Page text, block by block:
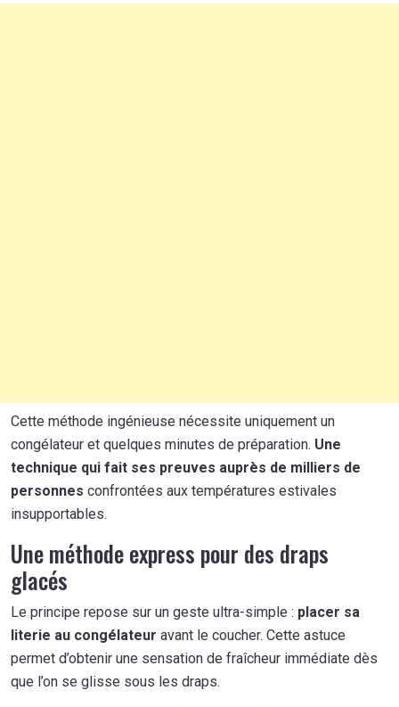
Cette méthode ingénieuse nécessite uniquement un
congélateur et quelques minutes de préparation. Une
technique qui fait ses preuves auprès de milliers de
personnes confrontées aux températures estivales
insupportables.
Une méthode express pour des draps
glacés
Le principe repose sur un geste ultra-simple : placer sa
literie au congélateur avant le coucher. Cette astuce
permet d’obtenir une sensation de fraîcheur immédiate dès
que l’on se glisse sous les draps.